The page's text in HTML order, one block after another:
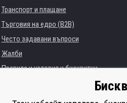
Транспорт и плащане
Търговия на едро (B2B)
Често задавани въпроси
Жалби
Правила и условия и бисквитки